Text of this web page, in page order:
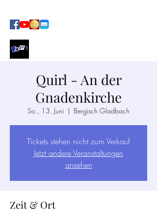
Quirl - An der
Gnadenkirche
So., 13. Juni
  |
Bergisch Gladbach
Tickets stehen nicht zum Verkauf
Jetzt andere Veranstaltungen
ansehen
Zeit & Ort